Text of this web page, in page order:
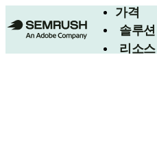
가격
솔루션
리소스